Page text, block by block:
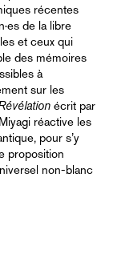
récentes
de la libre
et ceux qui
des mémoires
à
sur les
écrit par
réactive les
pour s’y
proposition
non-blanc